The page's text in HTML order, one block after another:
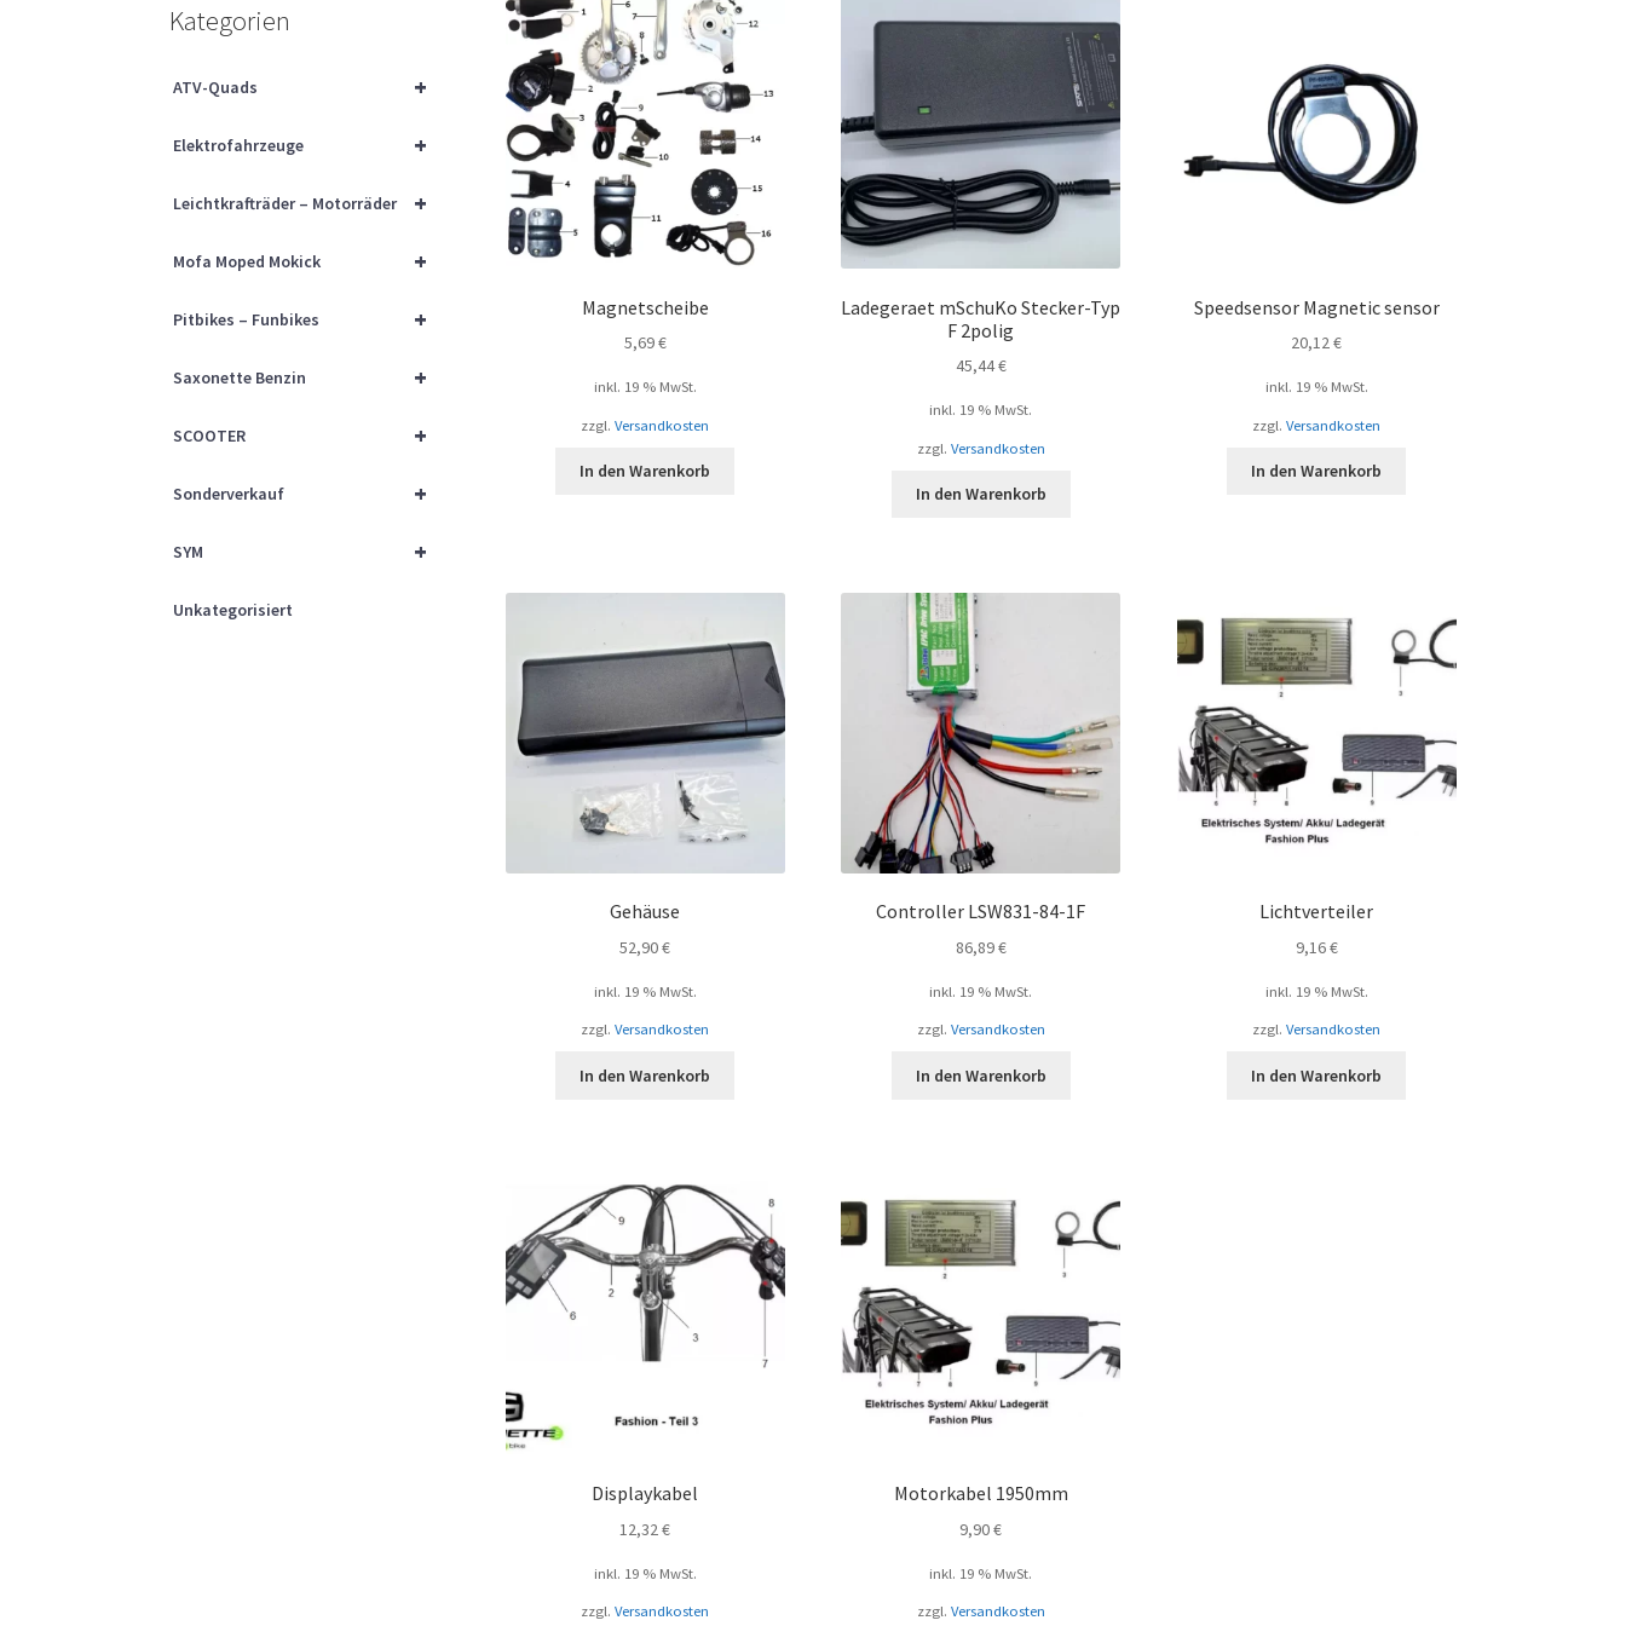
Magnetscheibe
5,69€
inkl. 19 % MwSt.
zzgl.Versandkosten
In den Warenkorb
Ladegeraet mSchuKo Stecker-Typ
F 2polig
45,44€
inkl. 19 % MwSt.
zzgl. Versandkosten
In den Warenkorb
Speedsensor Magnetic sensor
20,12€
inkl. 19 % MwSt.
zzgl.Versandkosten
In den Warenkorb
Gehäuse
52,90€
inkl. 19 % MwSt.
zzgl.Versandkosten
In den Warenkorb
Controller LSW831-84-1F
86,89€
inkl. 19 % MwSt.
zzgl. Versandkosten
In den Warenkorb
Lichtverteiler
9,16€
inkl. 19 % MwSt.
zzgl.Versandkosten
In den Warenkorb
Displaykabel
12,32€
inkl. 19 % MwSt.
zzgl.Versandkosten
Motorkabel 1950mm
9,90€
inkl. 19 % MwSt.
zzgl. Versandkosten
Kategorien
+
ATV-Quads
+
Elektrofahrzeuge
+
Leichtkrafträder – Motorräder
+
Mofa Moped Mokick
+
Pitbikes – Funbikes
+
Saxonette Benzin
+
SCOOTER
+
Sonderverkauf
+
SYM
Unkategorisiert